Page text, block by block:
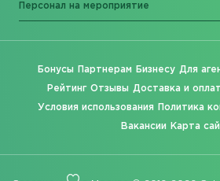
Персонал на мероприятие
Бонусы Партнерам Бизнесу Для
Рейтинг Отзывы Доставка и
Условия использования Политика
Вакансии Карта